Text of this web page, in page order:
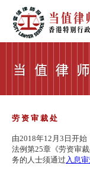
劳 资 审 裁 处
由2018年12月3日开
法例第25章《劳资审
务的人士须通过 入息